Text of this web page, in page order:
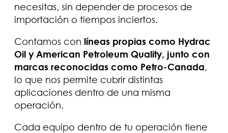
necesitas, sin depender de procesos de
importación o tiempos inciertos.
Contamos con líneas propias como Hydrac
Oil y American Petroleum Quality, junto con
marcas reconocidas como Petro-Canada,
lo que nos permite cubrir distintas
aplicaciones dentro de una misma
operación.
Cada equipo dentro de tu operación tiene